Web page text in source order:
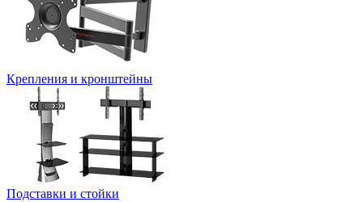
Крепления и кронштейны
Подставки и стойки